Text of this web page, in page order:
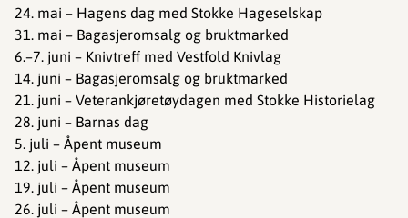
24. mai – Hagens dag med Stokke Hageselskap
31. mai – Bagasjeromsalg og bruktmarked
6.–7. juni – Knivtreff med Vestfold Knivlag
14. juni – Bagasjeromsalg og bruktmarked
21. juni – Veterankjøretøydagen med Stokke Historielag
28. juni – Barnas dag
5. juli – Åpent museum
12. juli – Åpent museum
19. juli – Åpent museum
26. juli – Åpent museum